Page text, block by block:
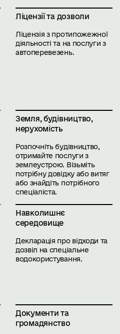
Ліцензії та дозволи
Ліцензія з протипожежної
діяльності та на послуги з
автоперевезень.
Земля, будівництво,
нерухомість
Розпочніть будівництво,
отримайте послуги з
землеустрою. Візьміть
потрібну довідку або витяг
або знайдіть потрібного
спеціаліста.
Навколишнє
середовище
Декларація про відходи та
дозвіл на спеціальне
водокористування.
Документи та
громадянство